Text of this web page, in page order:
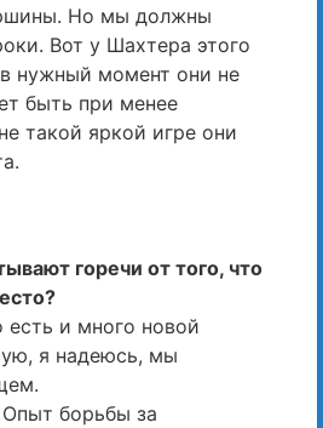
Но мы должны
Вот у Шахтера этого
нужный момент они не
быть при менее
такой яркой игре они
горечи от того, что
и много новой
я надеюсь, мы
борьбы за